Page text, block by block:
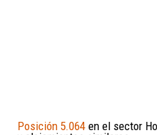
Posición 5.064 en el sector